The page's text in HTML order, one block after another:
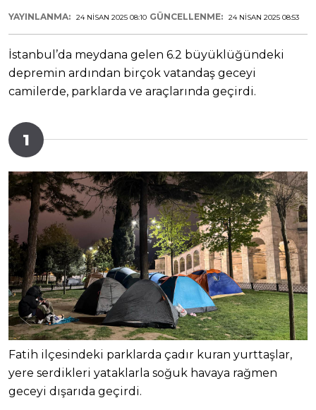
YAYINLANMA: 24 NISAN 2025 08:10 GÜNCELLENME: 24 NISAN 2025 08:53
İstanbul’da meydana gelen 6.2 büyüklüğündeki
depremin ardından birçok vatandaş geceyi
camilerde, parklarda ve araçlarında geçirdi.
1
Fatih ilçesindeki parklarda çadır kuran yurttaşlar,
yere serdikleri yataklarla soğuk havaya rağmen
geceyi dışarıda geçirdi.